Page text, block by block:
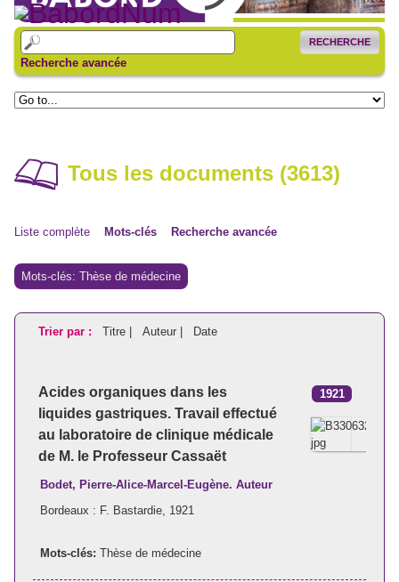
RECHERCHE
Recherche avancée
Tous les documents (3613)
Liste complète Mots-clés Recherche avancée
Mots-clés: Thèse de médecine
Trier par : Titre | Auteur | Date
Acides organiques dans les
liquides gastriques. Travail effectué
au laboratoire de clinique médicale
de M. le Professeur Cassaët
1921
Bodet, Pierre-Alice-Marcel-Eugène. Auteur
Bordeaux : F. Bastardie, 1921
Mots-clés: Thèse de médecine